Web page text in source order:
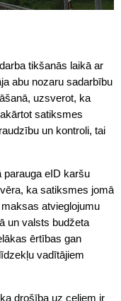
tikšanās laikā ar
abu nozaru sadarbību
uzsverot, ka
satiksmes
un kontroli, tai
parauga eID karšu
ka satiksmes jomā
atvieglojumu
un valsts budžeta
ērtības gan
vadītājiem
drošība uz ceļiem ir